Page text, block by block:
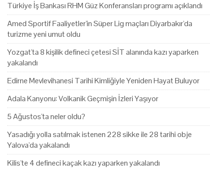
Türkiye İş Bankası RHM Güz Konferansları programı açıklandı
Amed Sportif Faaliyetler'in Süper Lig maçları Diyarbakır'da
turizme yeni umut oldu
Yozgat'ta 8 kişilik defineci çetesi SİT alanında kazı yaparken
yakalandı
Edirne Mevlevihanesi Tarihi Kimliğiyle Yeniden Hayat Buluyor
Adala Kanyonu: Volkanik Geçmişin İzleri Yaşıyor
5 Ağustos'ta neler oldu?
Yasadığı yolla satılmak istenen 228 sikke ile 28 tarihi obje
Yalova'da yakalandı
Kilis'te 4 defineci kaçak kazı yaparken yakalandı